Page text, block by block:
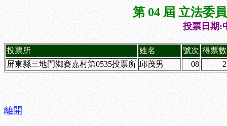
第 04 屆 立法委
投票日期:
投票所 姓名 號次 得票數
屏東縣三地門鄉賽嘉村第0535投票所 邱茂男 08 2
離開